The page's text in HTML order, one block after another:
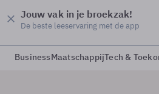
Jouw vak in je broekzak!
De beste leeservaring met de app
BusinessMaatschappijTech &